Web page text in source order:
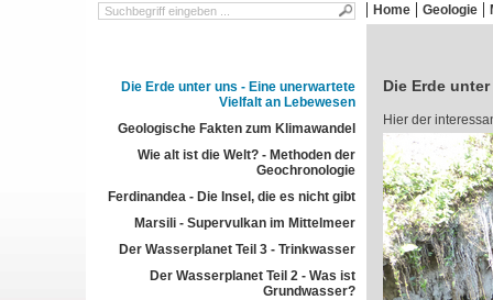
Home Geologie
Die Erde unter uns - Eine unerwartete
Vielfalt an Lebewesen
Geologische Fakten zum Klimawandel
Wie alt ist die Welt? - Methoden der
Geochronologie
Ferdinandea - Die Insel, die es nicht gibt
Marsili - Supervulkan im Mittelmeer
Der Wasserplanet Teil 3 - Trinkwasser
Der Wasserplanet Teil 2 - Was ist
Grundwasser?
Die Erde
Hier der